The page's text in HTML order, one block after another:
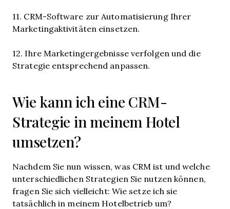
11. CRM-Software zur Automatisierung Ihrer
Marketingaktivitäten einsetzen.
12. Ihre Marketingergebnisse verfolgen und die
Strategie entsprechend anpassen.
Wie kann ich eine CRM-
Strategie in meinem Hotel
umsetzen?
Nachdem Sie nun wissen, was CRM ist und welche
unterschiedlichen Strategien Sie nutzen können,
fragen Sie sich vielleicht: Wie setze ich sie
tatsächlich in meinem Hotelbetrieb um?